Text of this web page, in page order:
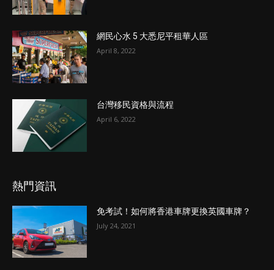
網民心水 5 大悉尼平租華人區
April 8, 2022
台灣移民資格與流程
April 6, 2022
熱門資訊
免考試！如何將香港車牌更換英國車牌？
July 24, 2021